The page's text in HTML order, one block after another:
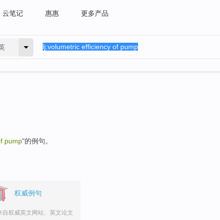
云笔记 惠惠 更多产品
pump"的例句。
权威例句
自权威英文网站、英文论文